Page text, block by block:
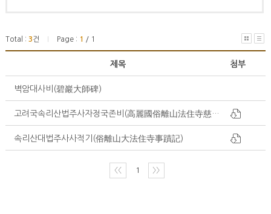
Total : 3건 Page : 1 / 1
제목 첨부
벽암대사비(碧巖大師碑)
고려국속리산법주사자정국존비(高麗國俗離山法住寺慈淨國尊碑)
속리산대법주사사적기(俗離山大法住寺事蹟記)
〈〈 1 〉〉